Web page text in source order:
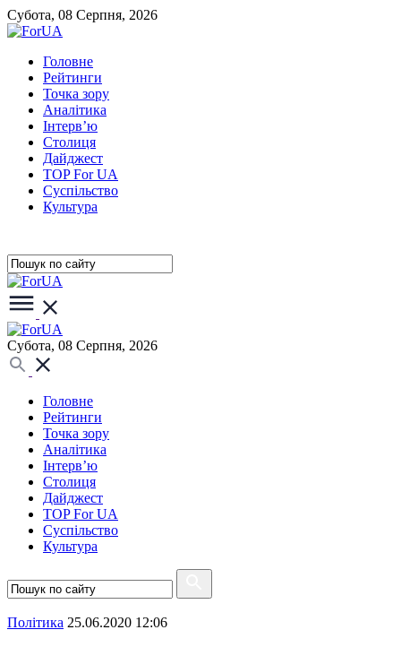
Субота, 08 Серпня, 2026
Головне
Рейтинги
Точка зору
Аналітика
Інтерв’ю
Столиця
Дайджест
TOP For UA
Суспiльство
Культура
Субота, 08 Серпня, 2026
Головне
Рейтинги
Точка зору
Аналітика
Інтерв’ю
Столиця
Дайджест
TOP For UA
Суспiльство
Культура
Полiтика 25.06.2020 12:06